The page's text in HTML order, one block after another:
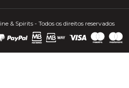
& Spirits - Todos os direitos reservados